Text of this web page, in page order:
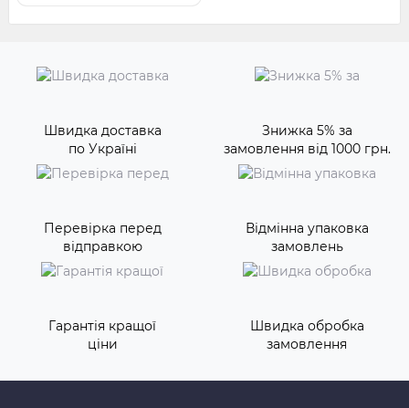
Швидка доставка
по Україні
Знижка 5% за
замовлення від 1000 грн.
Перевірка перед
відправкою
Відмінна упаковка
замовлень
Гарантія кращої
ціни
Швидка обробка
замовлення